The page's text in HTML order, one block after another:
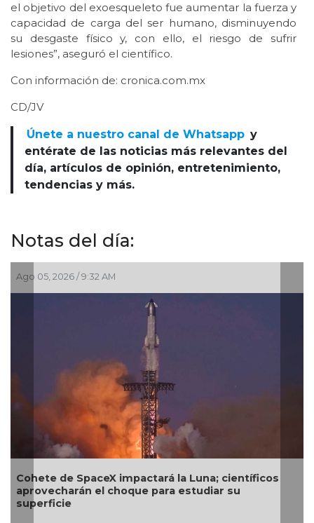
el objetivo del exoesqueleto fue aumentar la fuerza y
capacidad de carga del ser humano, disminuyendo
su desgaste físico y, con ello, el riesgo de sufrir
lesiones”, aseguró el científico.
Con información de: cronica.com.mx
CD/JV
Únete a nuestro canal de Whatsapp y
entérate de las noticias más relevantes del
día, artículos de opinión, entretenimiento,
tendencias y más.
Notas del día:
05, 2026 / 9:32 AM
de SpaceX impactará la Luna; científicos
el choque para estudiar su